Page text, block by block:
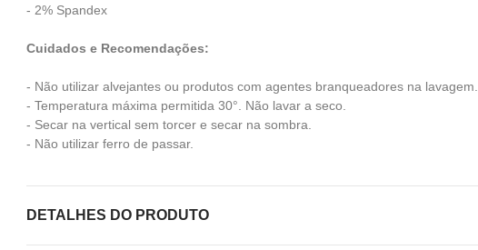
- 2% Spandex
Cuidados e Recomendações:
- Não utilizar alvejantes ou produtos com agentes branqueadores na lavagem.
- Temperatura máxima permitida 30°. Não lavar a seco.
- Secar na vertical sem torcer e secar na sombra.
- Não utilizar ferro de passar.
DETALHES DO PRODUTO